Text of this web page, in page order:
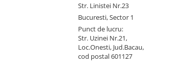
Str. Linistei Nr.23
Bucuresti, Sector 1
Punct de lucru:
Str. Uzinei Nr.21,
Loc.Onesti, Jud.Bacau,
cod postal 601127